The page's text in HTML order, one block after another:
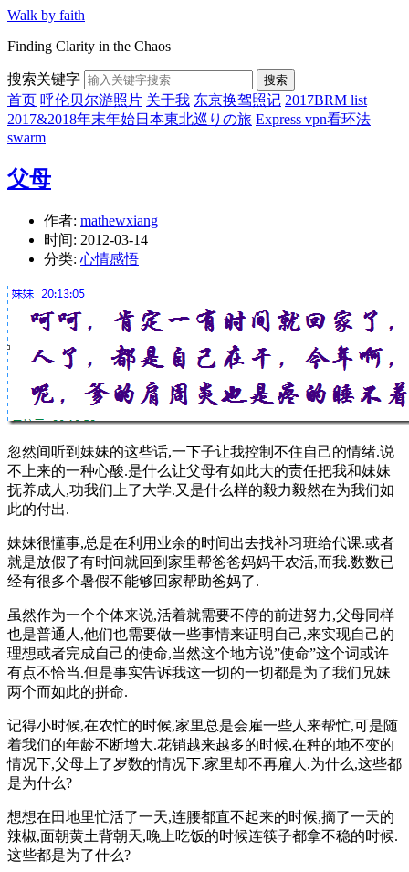
Walk by faith
Finding Clarity in the Chaos
搜索关键字 搜索
首页 呼伦贝尔游照片 关于我 东京换驾照记 2017BRM list
2017&2018年末年始日本東北巡りの旅 Express vpn看环法
swarm
父母
作者: mathewxiang
时间: 2012-03-14
分类: 心情感悟
忽然间听到妹妹的这些话,一下子让我控制不住自己的情绪.说
不上来的一种心酸.是什么让父母有如此大的责任把我和妹妹
抚养成人,功我们上了大学.又是什么样的毅力毅然在为我们如
此的付出.
妹妹很懂事,总是在利用业余的时间出去找补习班给代课.或者
就是放假了有时间就回到家里帮爸爸妈妈干农活,而我.数数已
经有很多个暑假不能够回家帮助爸妈了.
虽然作为一个个体来说,活着就需要不停的前进努力,父母同样
也是普通人,他们也需要做一些事情来证明自己,来实现自己的
理想或者完成自己的使命,当然这个地方说”使命”这个词或许
有点不恰当.但是事实告诉我这一切的一切都是为了我们兄妹
两个而如此的拼命.
记得小时候,在农忙的时候,家里总是会雇一些人来帮忙,可是随
着我们的年龄不断增大.花销越来越多的时候,在种的地不变的
情况下,父母上了岁数的情况下.家里却不再雇人.为什么,这些都
是为什么?
想想在田地里忙活了一天,连腰都直不起来的时候,摘了一天的
辣椒,面朝黄土背朝天,晚上吃饭的时候连筷子都拿不稳的时候.
这些都是为了什么?